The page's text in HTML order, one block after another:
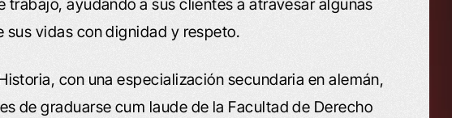
trabajo, ayudando a sus clientes a atravesar algunas
vidas con dignidad y respeto.
con una especialización secundaria en alemán,
de graduarse cum laude de la Facultad de Derecho